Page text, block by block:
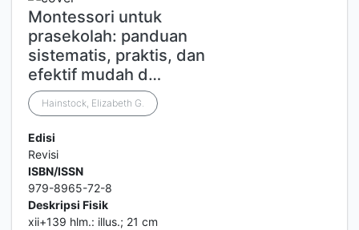
Montessori untuk
prasekolah: panduan
sistematis, praktis, dan
efektif mudah d…
Hainstock, Elizabeth G.
Edisi
Revisi
ISBN/ISSN
979-8965-72-8
Deskripsi Fisik
xii+139 hlm.: illus.; 21 cm